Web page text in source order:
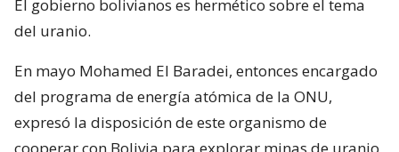
El gobierno bolivianos es hermético sobre el tema
del uranio.
En mayo Mohamed El Baradei, entonces encargado
del programa de energía atómica de la ONU,
expresó la disposición de este organismo de
cooperar con Bolivia para explorar minas de uranio